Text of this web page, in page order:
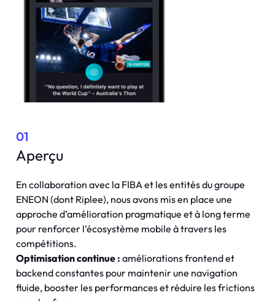
01
Aperçu
En collaboration avec la FIBA et les entités du groupe
ENEON (dont Riplee), nous avons mis en place une
approche d’amélioration pragmatique et à long terme
pour renforcer l’écosystème mobile à travers les
compétitions.
Optimisation continue : améliorations frontend et
backend constantes pour maintenir une navigation
fluide, booster les performances et réduire les frictions